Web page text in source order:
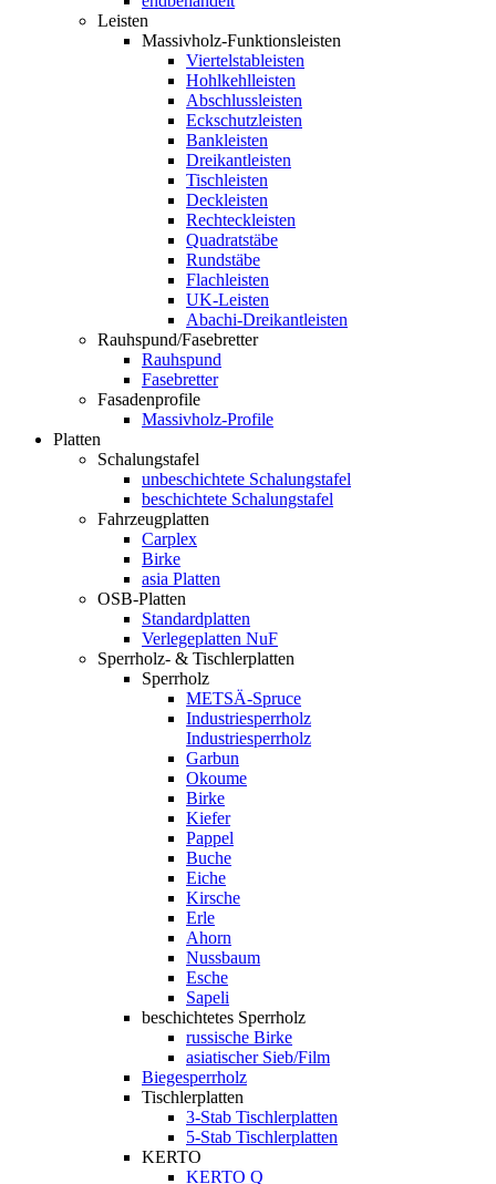
Leisten
Massivholz-Funktionsleisten
Viertelstableisten
Hohlkehlleisten
Abschlussleisten
Eckschutzleisten
Bankleisten
Dreikantleisten
Tischleisten
Deckleisten
Rechteckleisten
Quadratstäbe
Rundstäbe
Flachleisten
UK-Leisten
Abachi-Dreikantleisten
Rauhspund/Fasebretter
Rauhspund
Fasebretter
Fasadenprofile
Massivholz-Profile
Platten
Schalungstafel
unbeschichtete Schalungstafel
beschichtete Schalungstafel
Fahrzeugplatten
Carplex
Birke
asia Platten
OSB-Platten
Standardplatten
Verlegeplatten NuF
Sperrholz- & Tischlerplatten
Sperrholz
METSÄ-Spruce
Industriesperrholz
Industriesperrholz
Garbun
Okoume
Birke
Kiefer
Pappel
Buche
Eiche
Kirsche
Erle
Ahorn
Nussbaum
Esche
Sapeli
beschichtetes Sperrholz
russische Birke
asiatischer Sieb/Film
Biegesperrholz
Tischlerplatten
3-Stab Tischlerplatten
5-Stab Tischlerplatten
KERTO
KERTO Q